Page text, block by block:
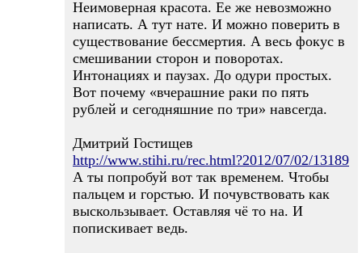
Неимоверная красота. Ее же невозможно
написать. А тут нате. И можно поверить в
существование бессмертия. А весь фокус в
смешивании сторон и поворотах.
Интонациях и паузах. До одури простых.
Вот почему «вчерашние раки по пять
рублей и сегодняшние по три» навсегда.
Дмитрий Гостищев
http://www.stihi.ru/rec.html?2012/07/02/13189
А ты попробуй вот так временем. Чтобы
пальцем и горстью. И почувствовать как
выскользывает. Оставляя чё то на. И
попискивает ведь.